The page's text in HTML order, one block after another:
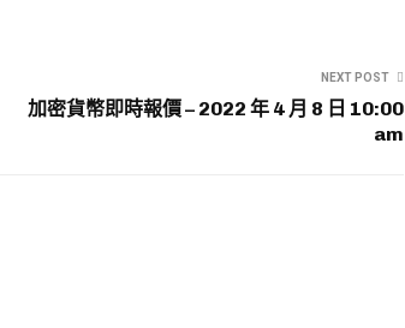
NEXT POST
加密貨幣即時報價 – 2022 年 4 月 8 日 10:00
am